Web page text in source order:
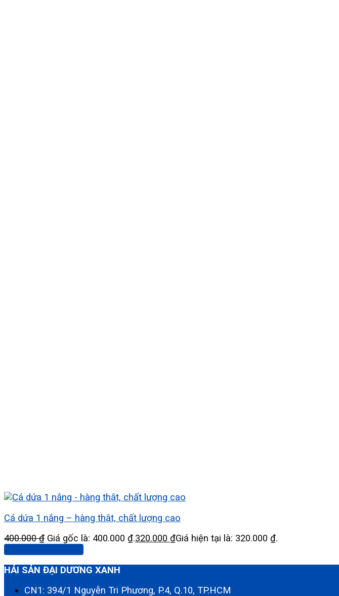
Cá dứa 1 nắng – hàng thật, chất lượng cao
400.000₫ Giá gốc là: 400.000 ₫.320.000 ₫Giá hiện tại là: 320.000 ₫.
HẢI SẢN ĐẠI DƯƠNG XANH
CN1: 394/1 Nguyễn Tri Phương, P.4, Q.10, TP.HCM